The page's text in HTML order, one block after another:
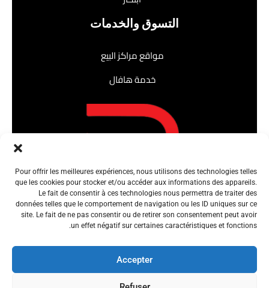
Pour offrir les meilleures expériences, nous utilisons des technologies telles
que les cookies pour stocker et/ou accéder aux informations des appareils.
Le fait de consentir à ces technologies nous permettra de traiter des
données telles que le comportement de navigation ou les ID uniques sur ce
site. Le fait de ne pas consentir ou de retirer son consentement peut avoir
un effet négatif sur certaines caractéristiques et fonctions.
Accepter
التسوق والخدمات
مواقع مراكز البيع
خدمة هافال